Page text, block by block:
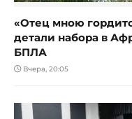
«Отец мною
детали набора в
БПЛА
Вчера, 20:05